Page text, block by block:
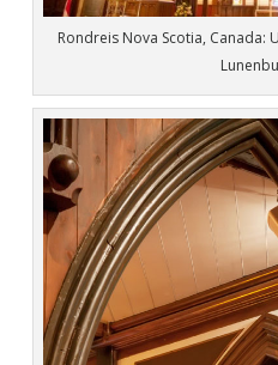
Rondreis Nova Scotia,